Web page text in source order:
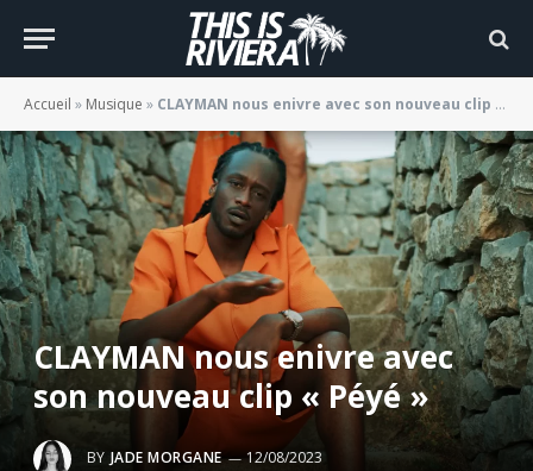
Accueil » Musique » CLAYMAN nous enivre avec son nouveau clip « Péyé »
CLAYMAN nous enivre avec
son nouveau clip « Péyé »
BY JADE MORGANE 12/08/2023